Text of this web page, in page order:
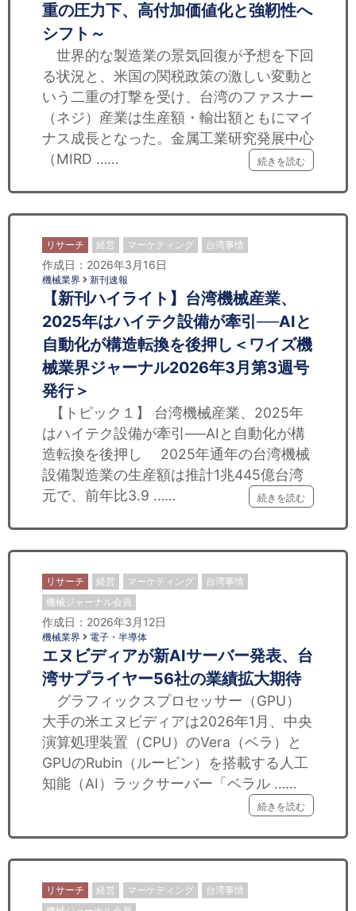
重の圧力下、高付加価値化と強靭性へ
シフト～
世界的な製造業の景気回復が予想を下回
る状況と、米国の関税政策の激しい変動と
いう二重の打撃を受け、台湾のファスナー
（ネジ）産業は生産額・輸出額ともにマイ
ナス成長となった。金属工業研究発展中心
（MIRD ……
続きを読む
リサーチ 経営 マーケティング 台湾事情
作成日：2026年3月16日
機械業界 新刊速報
【新刊ハイライト】台湾機械産業、
2025年はハイテク設備が牽引──AIと
自動化が構造転換を後押し＜ワイズ機
械業界ジャーナル2026年3月第3週号
発行＞
【トピック１】 台湾機械産業、2025年
はハイテク設備が牽引──AIと自動化が構
造転換を後押し 2025年通年の台湾機械
設備製造業の生産額は推計1兆445億台湾
元で、前年比3.9 ……
続きを読む
リサーチ 経営 マーケティング
台湾事情
機械ジャーナル会員
作成日：2026年3月12日
機械業界 電子・半導体
エヌビディアが新AIサーバー発表、台
湾サプライヤー56社の業績拡大期待
グラフィックスプロセッサー（GPU）
大手の米エヌビディアは2026年1月、中央
演算処理装置（CPU）のVera（ベラ）と
GPUのRubin（ルービン）を搭載する人工
知能（AI）ラックサーバー「ベラル ……
続きを読む
リサーチ 経営 マーケティング
台湾事情